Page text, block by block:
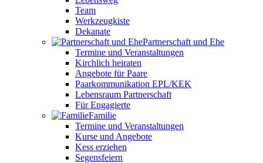
Team
Werkzeugkiste
Dekanate
Partnerschaft und Ehe
Termine und Veranstaltungen
Kirchlich heiraten
Angebote für Paare
Paarkommunikation EPL/KEK
Lebensraum Partnerschaft
Für Engagierte
Familie
Termine und Veranstaltungen
Kurse und Angebote
Kess erziehen
Segensfeiern